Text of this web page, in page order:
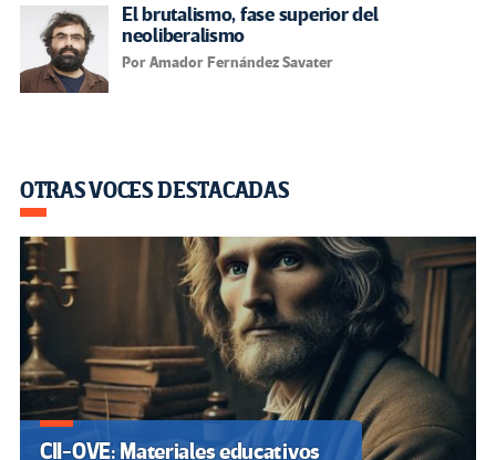
El brutalismo, fase superior del
neoliberalismo
Por Amador Fernández Savater
OTRAS VOCES DESTACADAS
CII-OVE: Materiales educativos